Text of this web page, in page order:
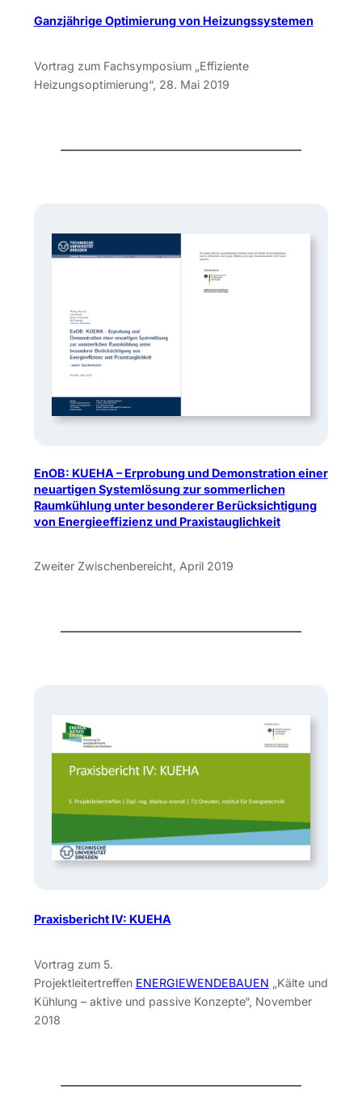
Ganzjährige Optimierung von Heizungssystemen
Vortrag zum Fachsymposium „Effiziente
Heizungsoptimierung“, 28. Mai 2019
EnOB: KUEHA – Erprobung und Demonstration einer
neuartigen Systemlösung zur sommerlichen
Raumkühlung unter besonderer Berücksichtigung
von Energieeffizienz und Praxistauglichkeit
Zweiter Zwischenbereicht, April 2019
Praxisbericht IV: KUEHA
Vortrag zum 5.
Projektleitertreffen ENERGIEWENDEBAUEN „Kälte und
Kühlung – aktive und passive Konzepte“, November
2018